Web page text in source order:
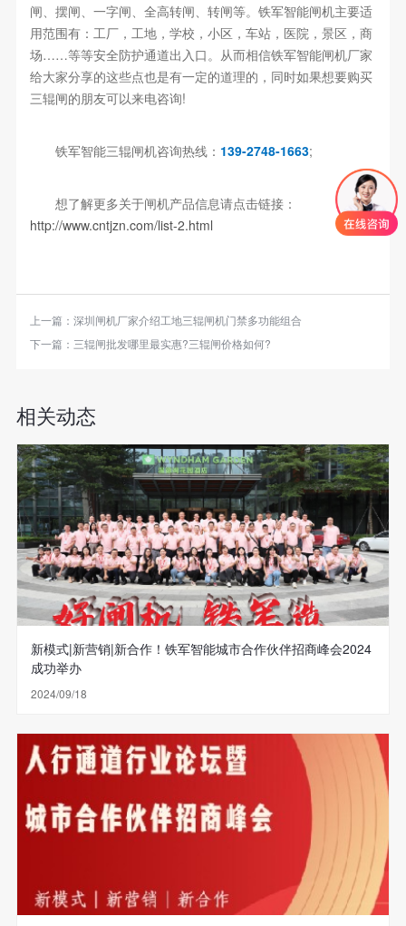
闸、摆闸、一字闸、全高转闸、转闸等。铁军智能闸机主要适
用范围有：工厂，工地，学校，小区，车站，医院，景区，商
场……等等安全防护通道出入口。从而相信铁军智能闸机厂家
给大家分享的这些点也是有一定的道理的，同时如果想要购买
三辊闸的朋友可以来电咨询!
铁军智能三辊闸机咨询热线： 139-2748-1663;
想了解更多关于闸机产品信息请点击链接：
http://www.cntjzn.com/list-2.html
上一篇： 深圳闸机厂家介绍工地三辊闸机门禁多功能组合
下一篇： 三辊闸批发哪里最实惠?三辊闸价格如何?
相关动态
新模式|新营销|新合作！铁军智能城市合作伙伴招商峰会2024
成功举办
2024/09/18